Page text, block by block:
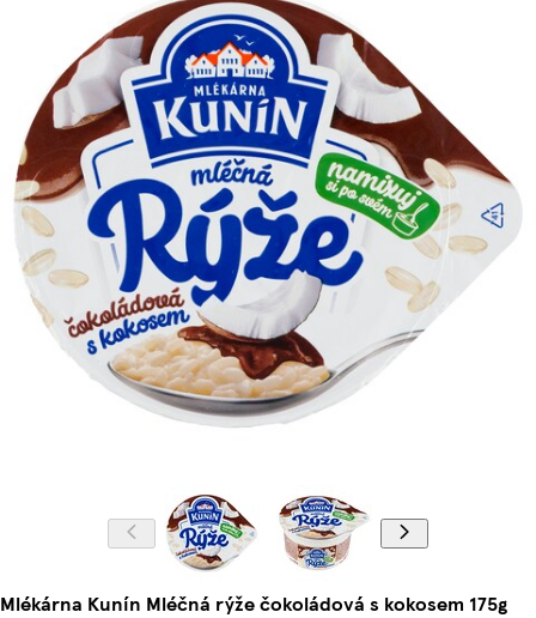
Mlékárna Kunín Mléčná rýže čokoládová s kokosem 175g